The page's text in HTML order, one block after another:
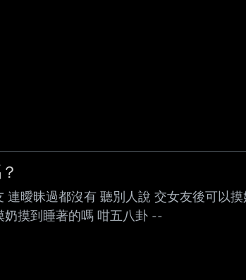
曖昧過都沒有 聽別人說 交女友後可以
摸到睡著的嗎 咁五八卦 --